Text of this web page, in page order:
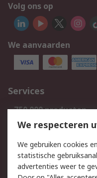
Volg ons op
We aanvaarden
Services
750.000 producten
Bestellen
Track & Trace
We respecteren
We gebruiken cookies
statistische
advertenties weer te